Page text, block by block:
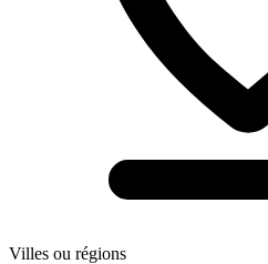
Villes ou régions